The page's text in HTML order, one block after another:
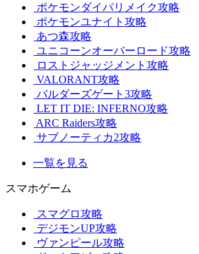
ポケモンダイパリメイク攻略
ポケモンユナイト攻略
あつ森攻略
ユニコーンオーバーロード攻略
ロストジャッジメント攻略
VALORANT攻略
バルダーズゲート3攻略
LET IT DIE: INFERNO攻略
ARC Raiders攻略
サブノーティカ2攻略
一覧を見る
スマホゲーム
スマグロ攻略
デジモンUP攻略
ヴァンピール攻略